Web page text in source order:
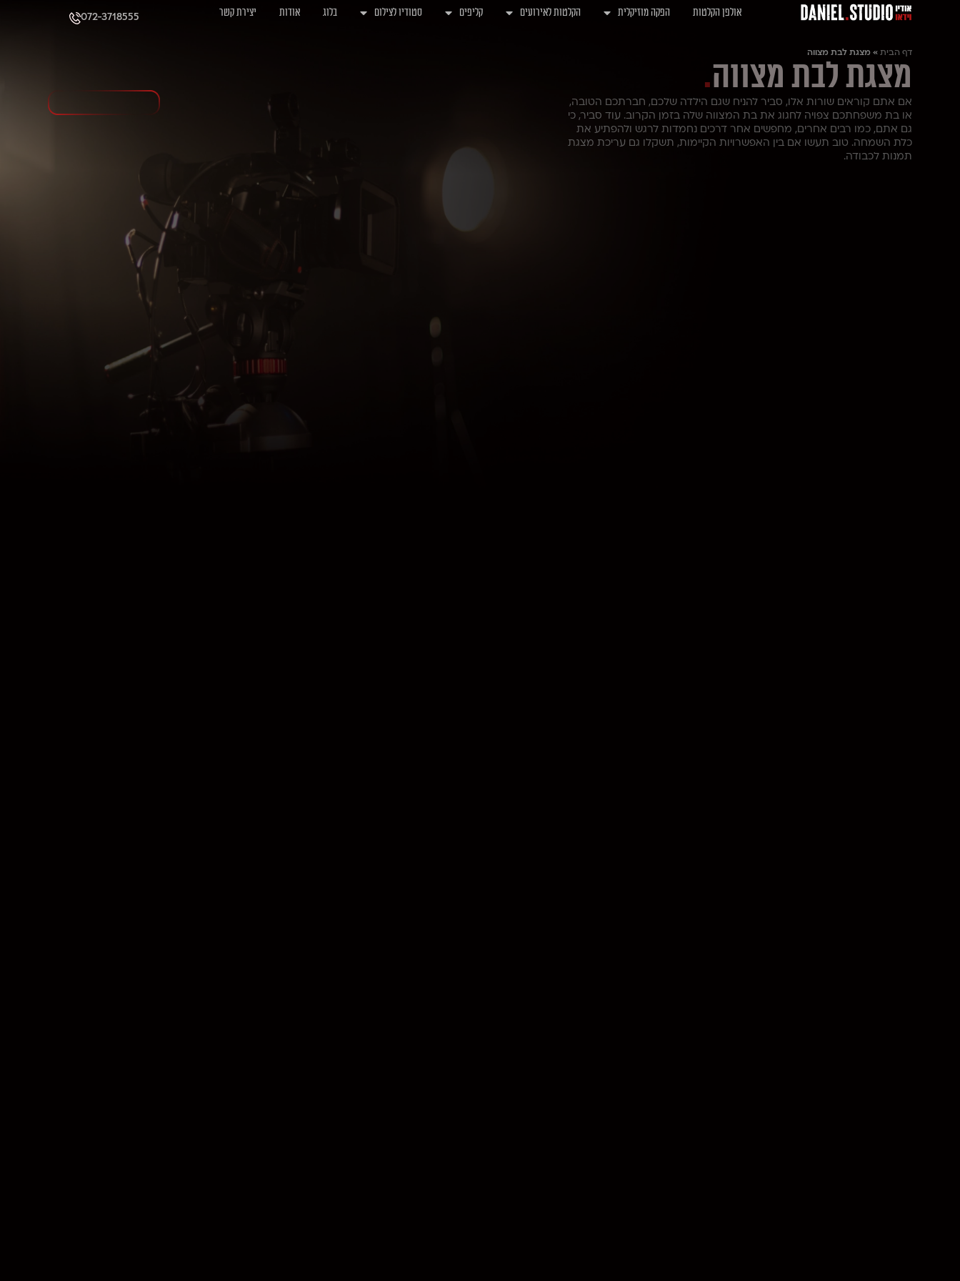
אולפן הקלטות הפקה מוזיקלית הקלטות לאירועים קליפים סטודיו לצילום בלוג אודות יצירת קשר 072-3718555
דף הבית »מצגת לבת מצווה
מצגת לבת מצווה.
אם אתם קוראים שורות אלו, סביר להניח שגם הילדה שלכם, חברתכם הטובה,
או בת משפחתכם צפויה לחגוג את בת המצווה שלה בזמן הקרוב. עוד סביר, כי
גם אתם, כמו רבים אחרים, מחפשים אחר דרכים נחמדות לרגש ולהפתיע את
כלת השמחה. טוב תעשו אם בין האפשרויות הקיימות, תשקלו גם עריכת מצגת
תמנות לכבודה.